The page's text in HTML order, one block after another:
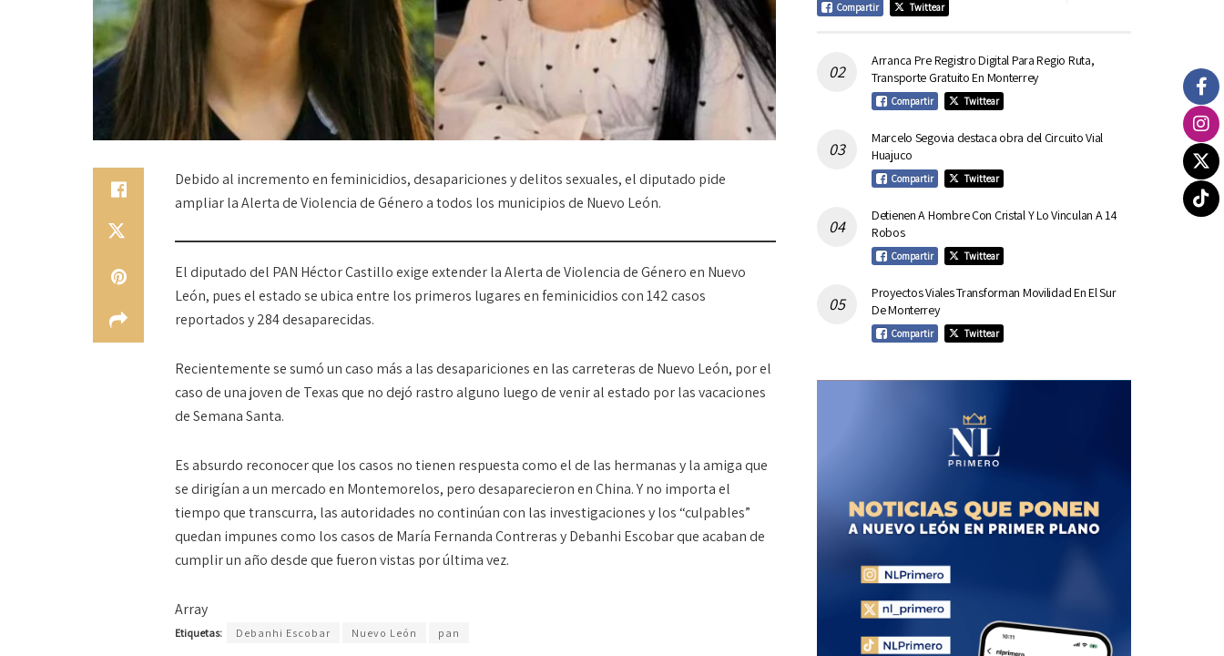
Debido al incremento en feminicidios, desapariciones y delitos sexuales, el diputado pide
ampliar la Alerta de Violencia de Género a todos los municipios de Nuevo León.
El diputado del PAN Héctor Castillo exige extender la Alerta de Violencia de Género en Nuevo
León, pues el estado se ubica entre los primeros lugares en feminicidios con 142 casos
reportados y 284 desaparecidas.
Recientemente se sumó un caso más a las desapariciones en las carreteras de Nuevo León, por el
caso de una joven de Texas que no dejó rastro alguno luego de venir al estado por las vacaciones
de Semana Santa.
Es absurdo reconocer que los casos no tienen respuesta como el de las hermanas y la amiga que
se dirigían a un mercado en Montemorelos, pero desaparecieron en China. Y no importa el
tiempo que transcurra, las autoridades no continúan con las investigaciones y los “culpables”
quedan impunes como los casos de María Fernanda Contreras y Debanhi Escobar que acaban de
cumplir un año desde que fueron vistas por última vez.
Array
Etiquetas: Debanhi Escobar Nuevo León pan
Compartir Twittear
Arranca Pre Registro Digital Para Regio Ruta,
Transporte Gratuito En Monterrey
Compartir Twittear
Marcelo Segovia destaca obra del Circuito Vial
Huajuco
Compartir Twittear
Detienen A Hombre Con Cristal Y Lo Vinculan A 14
Robos
Compartir Twittear
Proyectos Viales Transforman Movilidad En El Sur
De Monterrey
Compartir Twittear